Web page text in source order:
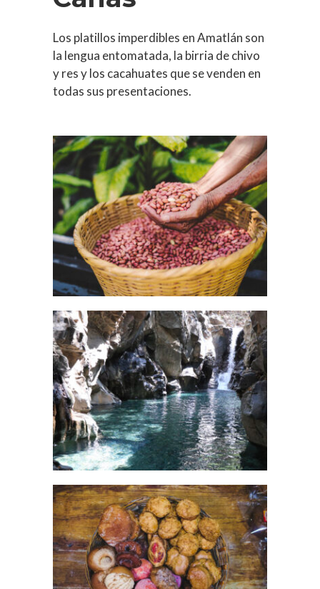
Los platillos imperdibles en Amatlán son
la lengua entomatada, la birria de chivo
y res y los cacahuates que se venden en
todas sus presentaciones.